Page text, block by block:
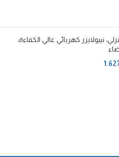
نيبولايزر كهربائي عالي الكفاءة،